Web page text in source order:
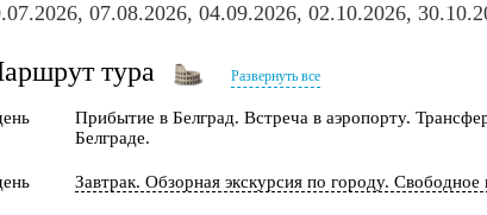
07.08.2026, 04.09.2026, 02.10.2026,
тура Развернуть все
Прибытие в Белград. Встреча в аэропорту.
Белграде.
Завтрак. Обзорная экскурсия по городу.